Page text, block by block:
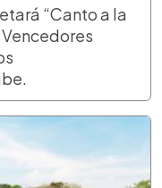
“Canto a la